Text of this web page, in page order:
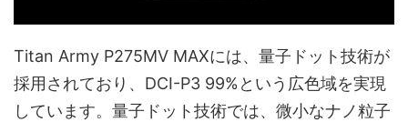
Titan Army P275MV MAXには、量子ドット技術が
採用されており、DCI-P3 99%という広色域を実現
しています。量子ドット技術では、微小なナノ粒子